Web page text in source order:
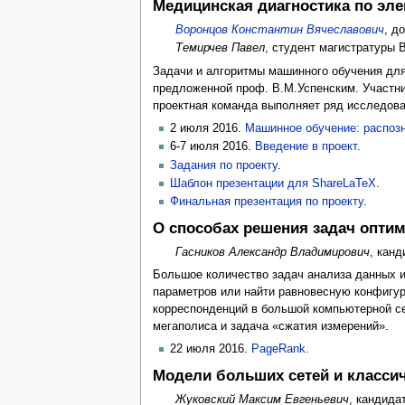
Медицинская диагностика по
Воронцов Константин Вячеславович,
Темирчев Павел, студент
Задачи и алгоритмы машинного обучения
предложенной проф. В.М.Успенским.
проектная команда выполняет ряд
2 июля 2016. Машинное обучение:
6-7 июля 2016. Введение в проект.
Задания по проекту.
Шаблон презентации для ShareLaTeX.
Финальная презентация по проекту.
О способах решения задач
Гасников Александр Владимирович ,
Большое количество задач анализа данных
параметров или найти равновесную
корреспонденций в большой компьютерной
мегаполиса и задача «сжатия измерений».
22 июля 2016. PageRank.
Модели больших сетей и
Жуковский Максим Евгеньевич ,